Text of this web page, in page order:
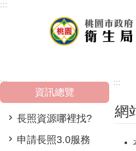
跳到主要內容區塊
:::
:::
資訊總覽
長照資源哪裡找?
申請長照3.0服務
:::
網